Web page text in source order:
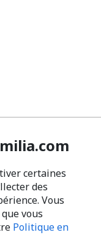
certaines
des
Vous
vous
Politique en